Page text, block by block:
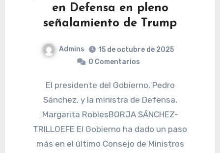
en Defensa en pleno
señalamiento de Trump
Admins
15 de octubre de 2025
0 Comentarios
El presidente del Gobierno, Pedro
Sánchez, y la ministra de Defensa,
Margarita RoblesBORJA SÁNCHEZ-
TRILLOEFE El Gobierno ha dado un paso
más en el último Consejo de Ministros